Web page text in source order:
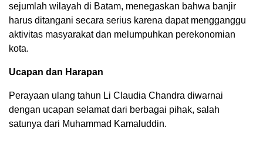
sejumlah wilayah di Batam, menegaskan bahwa banjir
harus ditangani secara serius karena dapat mengganggu
aktivitas masyarakat dan melumpuhkan perekonomian
kota.
Ucapan dan Harapan
Perayaan ulang tahun Li Claudia Chandra diwarnai
dengan ucapan selamat dari berbagai pihak, salah
satunya dari Muhammad Kamaluddin.